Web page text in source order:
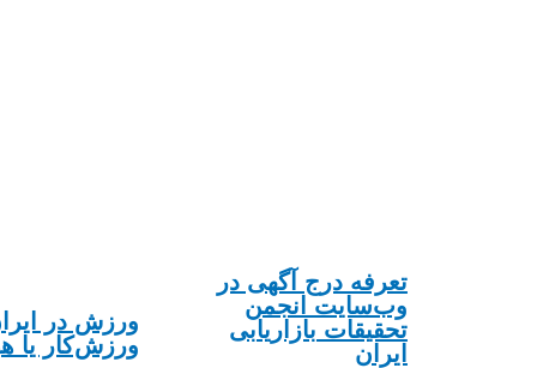
تعرفه درج آگهی در
وب‌سایت انجمن
تحقیقات بازاریابی
ایران
ورزش در
ورزش‌کار یا